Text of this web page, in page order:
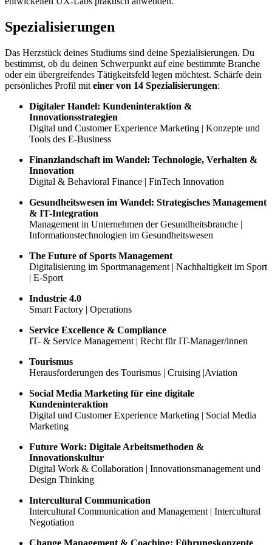
Spezialisierungen
Das Herzstück deines Studiums sind deine Spezialisierungen. Du
bestimmst, ob du deinen Schwerpunkt auf eine bestimmte Branche
oder ein übergreifendes Tätigkeitsfeld legen möchtest. Schärfe dein
persönliches Profil mit einer von 14 Spezialisierungen:
Digitaler Handel: Kundeninteraktion &
Innovationsstrategien
Digital und Customer Experience Marketing | Konzepte und
Tools des E-Business
Finanzlandschaft im Wandel: Technologie, Verhalten &
Innovation
Digital & Behavioral Finance | FinTech Innovation
Gesundheitswesen im Wandel: Strategisches Management
& IT-Integration
Management in Unternehmen der Gesundheitsbranche |
Informationstechnologien im Gesundheitswesen
The Future of Sports Management
Digitalisierung im Sportmanagement | Nachhaltigkeit im Sport
| E-Sport
Industrie 4.0
Smart Factory | Operations
Service Excellence & Compliance
IT- & Service Management | Recht für IT-Manager/innen
Tourismus
Herausforderungen des Tourismus | Cruising |Aviation
Social Media Marketing für eine digitale
Kundeninteraktion
Digital und Customer Experience Marketing | Social Media
Marketing
Future Work: Digitale Arbeitsmethoden &
Innovationskultur
Digital Work & Collaboration | Innovationsmanagement und
Design Thinking
Intercultural Communication
Intercultural Communication and Management | Intercultural
Negotiation
Change Management & Coaching: Führungskonzepte